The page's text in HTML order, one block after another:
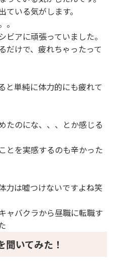
いる気がします。
アに頑張っていました。
だけで、疲れちゃったって
と単純に体力的にも疲れて
たのにな、、、とか感じる
とを実感するのも辛かった
力は嘘つけないですよね笑
ャバクラから昼職に転職す
聞いてみた！